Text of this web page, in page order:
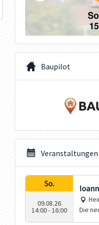
Baupilot
Veranstaltungen
So.
09.08.26
14:00-16:00
eue
Die
hert